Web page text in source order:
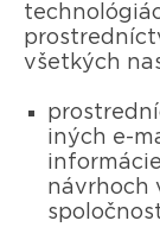
všetkých
iných e-
návrhoch